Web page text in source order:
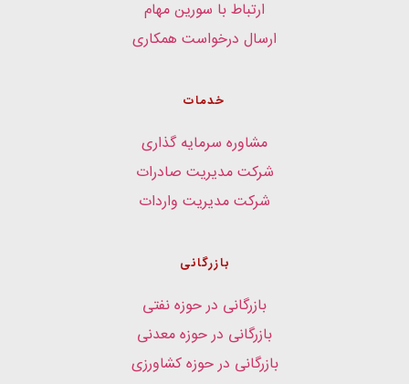
ارتباط با سورین مهام
ارسال درخواست همکاری
خدمات
مشاوره سرمایه گذاری
شرکت مدیریت صادرات
شرکت مدیریت واردات
بازرگانی
بازرگانی در حوزه نفتی
بازرگانی در حوزه معدنی
بازرگانی در حوزه کشاورزی